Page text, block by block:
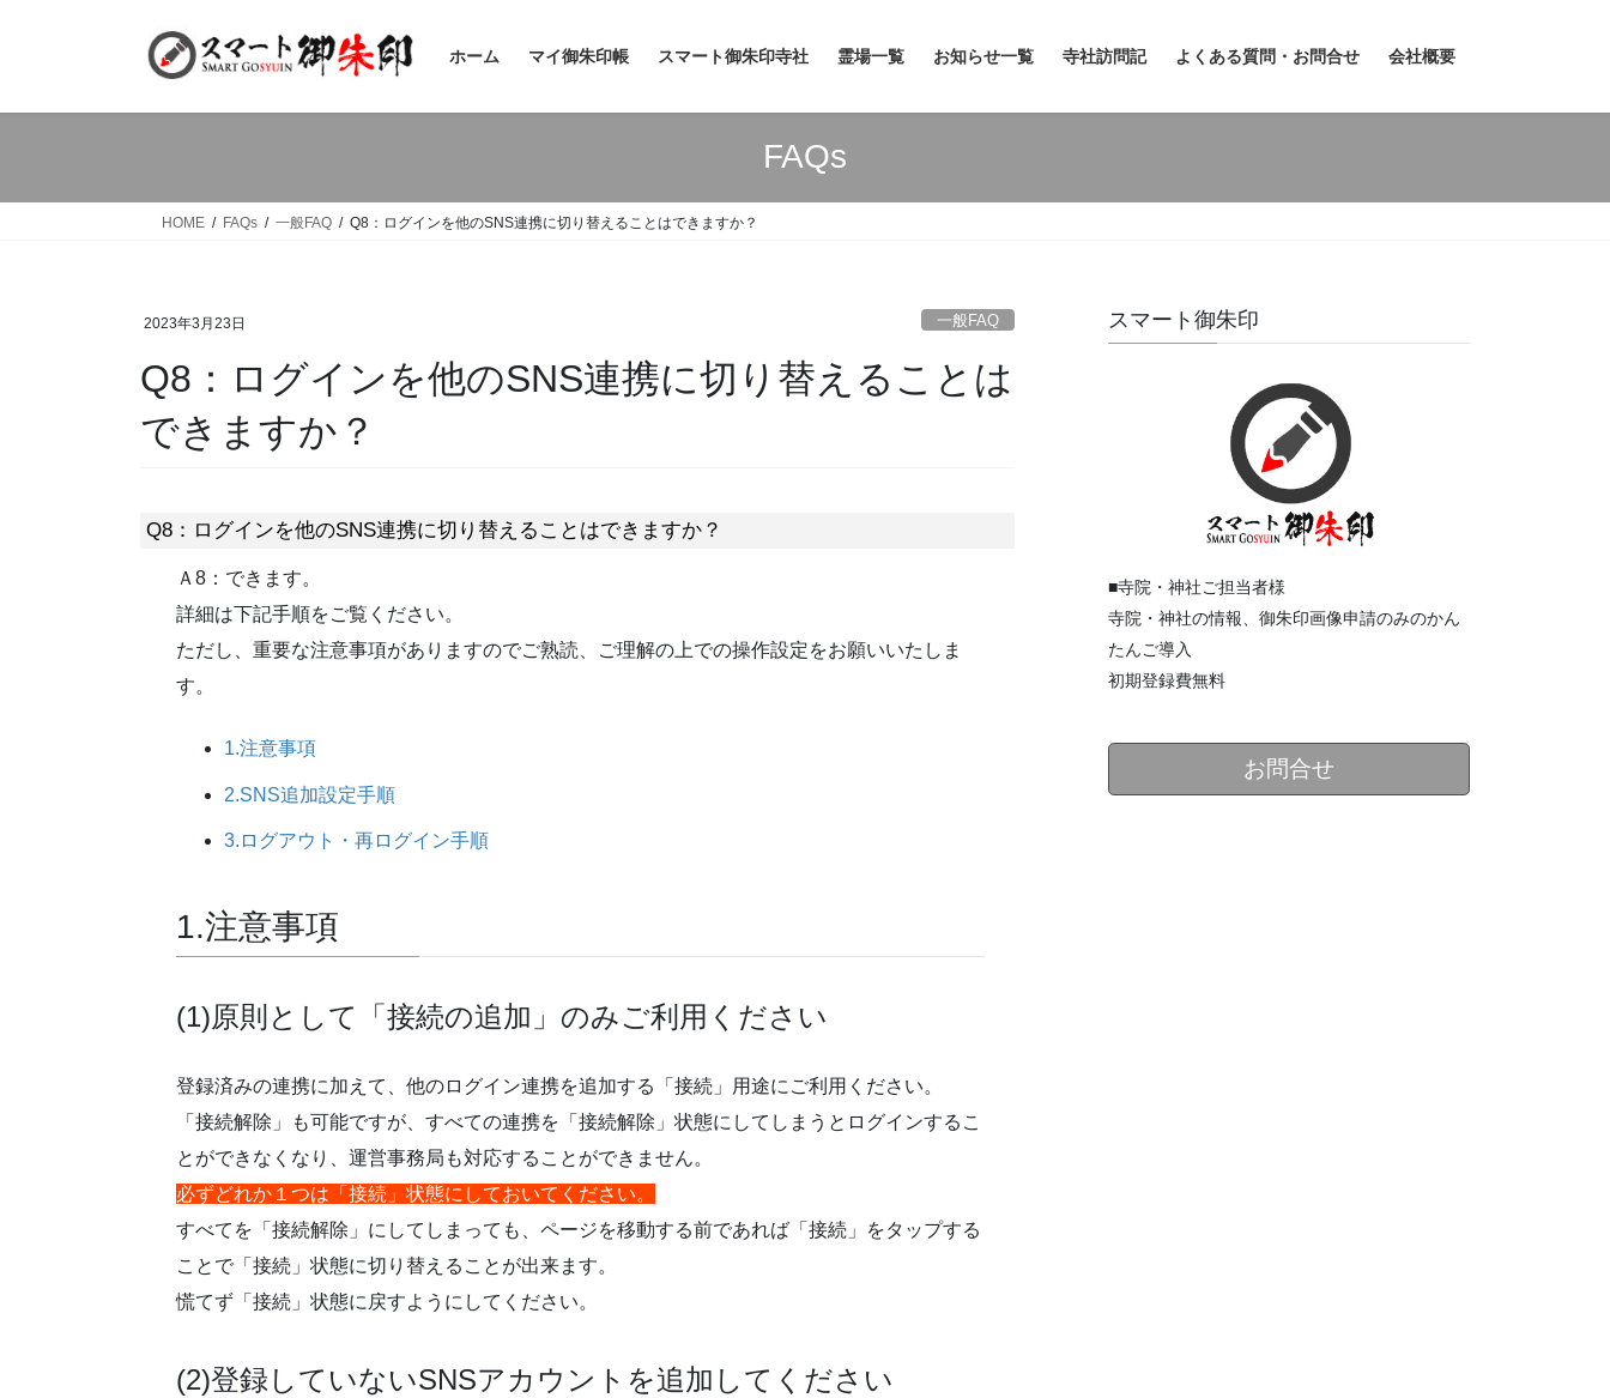
ホーム マイ御朱印帳 スマート御朱印寺社 霊場一覧 お知らせ一覧 寺社訪問記 よくある質問・お問合せ 会社概要
FAQs
HOME FAQs 一般FAQ Q8：ログインを他のSNS連携に切り替えることはできますか？
2023年3月23日 一般FAQ
Q8：ログインを他のSNS連携に切り替えることは
できますか？
Q8：ログインを他のSNS連携に切り替えることはできますか？
Ａ8：できます。
詳細は下記手順をご覧ください。
ただし、重要な注意事項がありますのでご熟読、ご理解の上での操作設定をお願いいたしま
す。
1.注意事項
2.SNS追加設定手順
3.ログアウト・再ログイン手順
1.注意事項
(1)原則として「接続の追加」のみご利用ください
登録済みの連携に加えて、他のログイン連携を追加する「接続」用途にご利用ください。
「接続解除」も可能ですが、すべての連携を「接続解除」状態にしてしまうとログインするこ
とができなくなり、運営事務局も対応することができません。
必ずどれか１つは「接続」状態にしておいてください。
すべてを「接続解除」にしてしまっても、ページを移動する前であれば「接続」をタップする
ことで「接続」状態に切り替えることが出来ます。
慌てず「接続」状態に戻すようにしてください。
(2)登録していないSNSアカウントを追加してください
スマート御朱印
■寺院・神社ご担当者様
寺院・神社の情報、御朱印画像申請のみのかん
たんご導入
初期登録費無料
お問合せ